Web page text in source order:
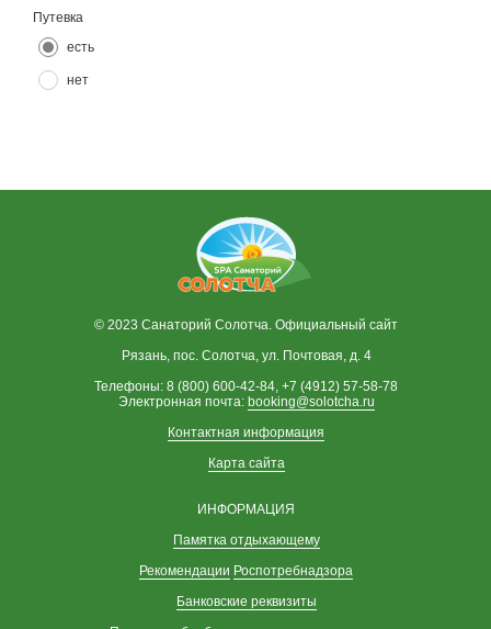
Путевка
есть
нет
© 2023 Санаторий Солотча. Официальный сайт
Рязань, пос. Солотча, ул. Почтовая, д. 4
Телефоны: 8 (800) 600-42-84, +7 (4912) 57-58-78
Электронная почта: booking@solotcha.ru
Контактная информация
Карта сайта
ИНФОРМАЦИЯ
Памятка отдыхающему
Рекомендации Роспотребнадзора
Банковские реквизиты